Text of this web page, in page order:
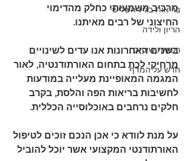
בריאות בגיל השלישי
הריון ולידה
רפואת שיניים
חדש על המדף
מרכיב משמעותי כחלק מהדימוי
החיצוני של רבים מאיתנו.
בשנים האחרונות אנו עדים לשינויים
מרחיקי לכת בתחום האורתודנטיה, לאור
המגמה המאופיינת מעלייה במודעות
לחשיבות בריאות הפה והלסת, בקרב
חלקים נרחבים באוכלוסייה הכללית.
על מנת לוודא כי אכן הנכם זוכים לטיפול
האורתודנטי המקצועי אשר יוכל להוביל